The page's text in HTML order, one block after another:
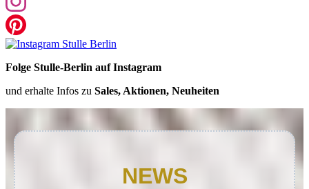
Folge Stulle-Berlin auf Instagram
und erhalte Infos zu Sales, Aktionen, Neuheiten
NEWS